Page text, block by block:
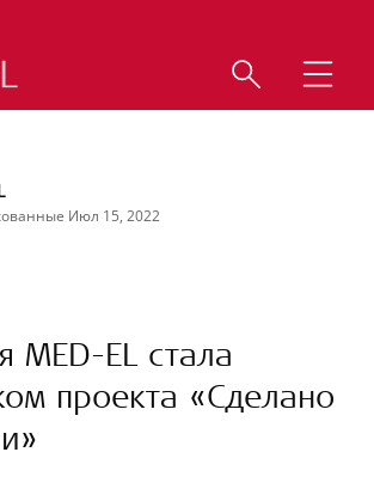
Июл 15, 2022
MED-EL стала
проекта «Сделано